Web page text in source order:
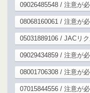
09026485548 / 注意が
08068160061 / 注意が
05031889106 / JACリ
09029434859 / 注意が
08001706308 / 注意が
07015844556 / 注意が